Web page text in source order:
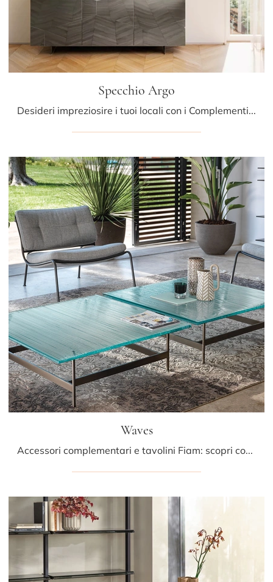
Specchio Argo
Desideri impreziosire i tuoi locali con i Complementi Bontempi? Eccoti molteplici modelli di specchi senza cornice come Specchio Argo.
Waves
Accessori complementari e tavolini Fiam: scopri come arricchire i tuoi spazi design con il modello Waves.